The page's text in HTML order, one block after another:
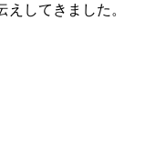
してきました。